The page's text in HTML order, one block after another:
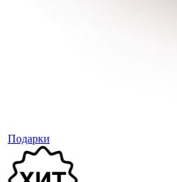
Подарки